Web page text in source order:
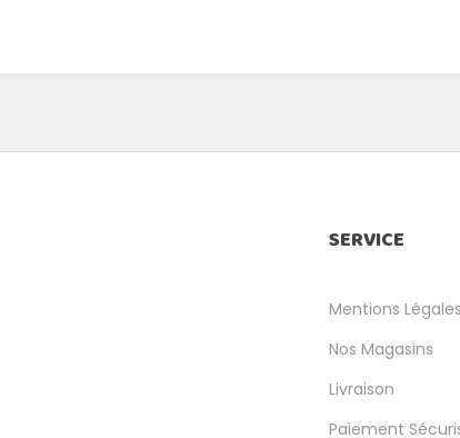
SERVICE
Mentions Légales
Nos Magasins
Livraison
Paiement